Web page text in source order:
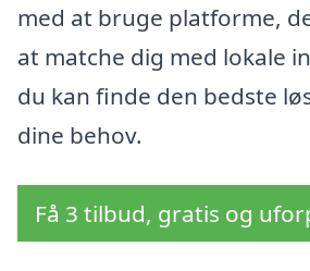
med at bruge platforme,
at matche dig med lokale
du kan finde den bedste
dine behov.
Få 3 tilbud, gratis og